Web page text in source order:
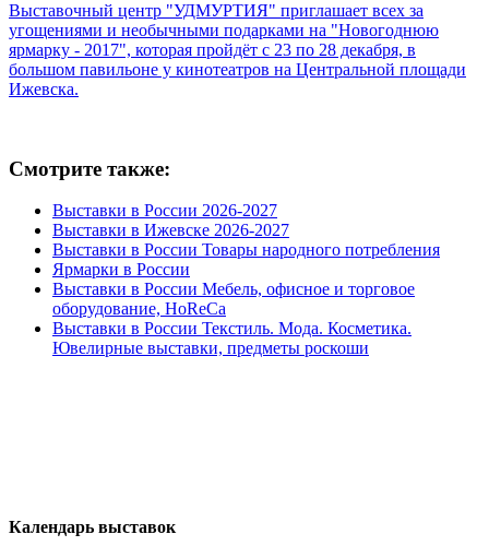
Выставочный центр "УДМУРТИЯ" приглашает всех за
угощениями и необычными подарками на "Новогоднюю
ярмарку - 2017", которая пройдёт с 23 по 28 декабря, в
большом павильоне у кинотеатров на Центральной площади
Ижевска.
Смотрите также:
Выставки в России 2026-2027
Выставки в Ижевске 2026-2027
Выставки в России Товары народного потребления
Ярмарки в России
Выставки в России Мебель, офисное и торговое
оборудование, HoReCa
Выставки в России Текстиль. Мода. Косметика.
Ювелирные выставки, предметы роскоши
Календарь выставок